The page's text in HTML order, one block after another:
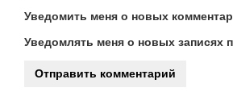
Уведомить меня о новых
Уведомлять меня о новых записях